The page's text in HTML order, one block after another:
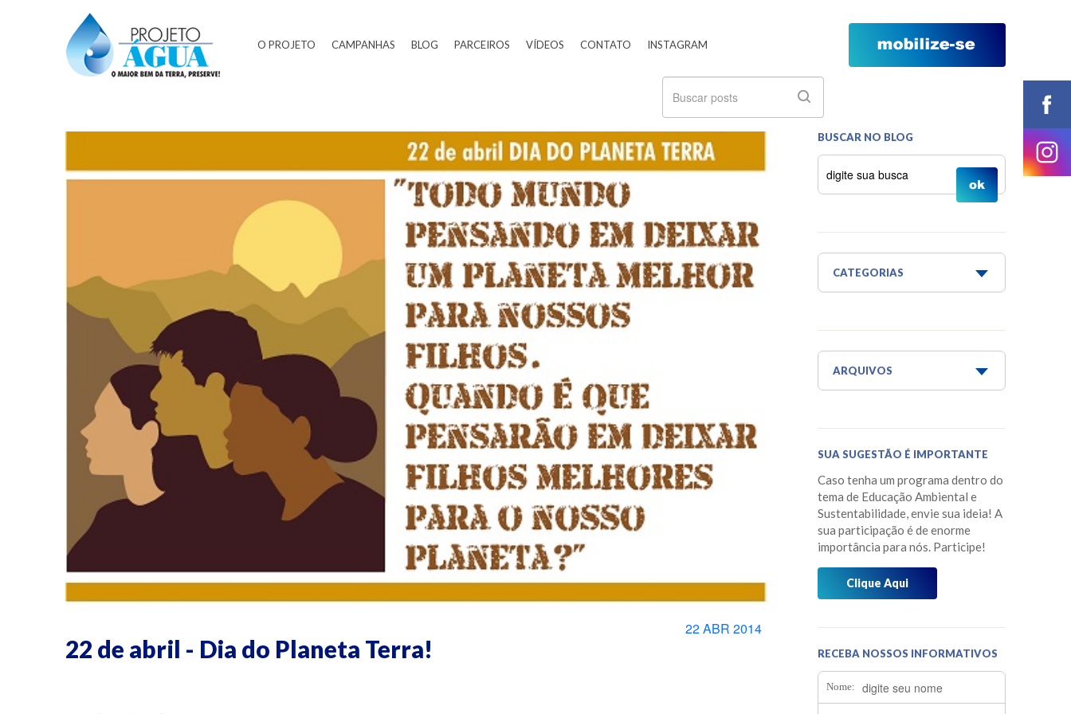
O PROJETO CAMPANHAS BLOG PARCEIROS VÍDEOS CONTATO INSTAGRAM
22 de abril - Dia do Planeta Terra!
22 ABR 2014
BUSCAR NO BLOG
CATEGORIAS
Água para todos
Aquaponia e Estufa
Horta Escola
Horta Medicinal Suspensa
Jardim das Borboletas
Jardim dos Sentidos
Mensagens do Projeto Água
Mídia
Os Caminhos da Água
Os Pássaros que Vivem Aqui
ARQUIVOS
Maio 2026
Fevereiro 2026
Janeiro 2026
Dezembro 2025
Novembro 2025
Agosto 2025
Julho 2025
SUA SUGESTÃO É IMPORTANTE
Caso tenha um programa dentro do
tema de Educação Ambiental e
Sustentabilidade, envie sua ideia! A
sua participação é de enorme
importância para nós. Participe!
Clique Aqui
RECEBA NOSSOS INFORMATIVOS
Nome: